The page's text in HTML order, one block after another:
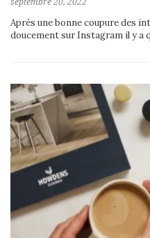
Après une bonne coupure des
doucement sur Instagram il y a